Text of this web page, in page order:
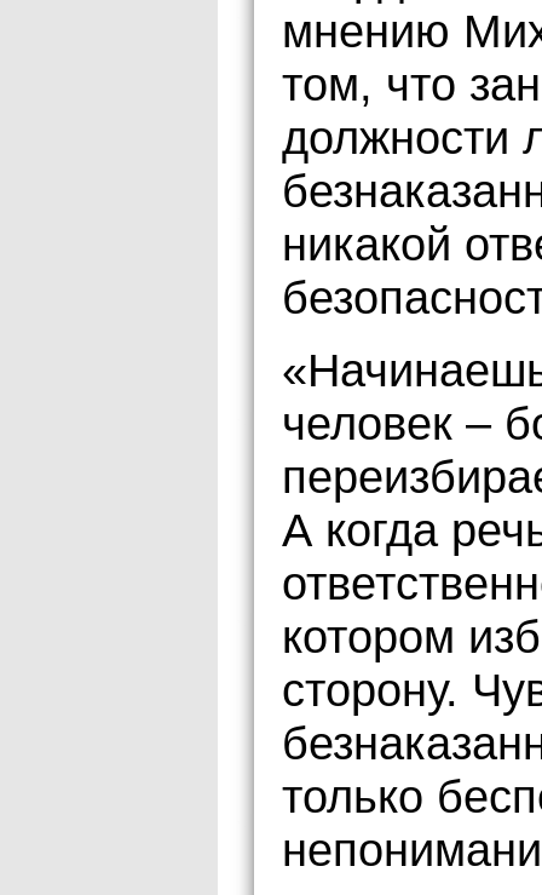
мнению
том, что
должности
никакой
человек –
А когда
котором
сторону.
только